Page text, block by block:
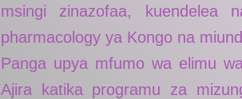
msingi zinazofaa, kuendelea
pharmacology ya Kongo na
Panga upya mfumo wa elimu
Ajira katika programu za